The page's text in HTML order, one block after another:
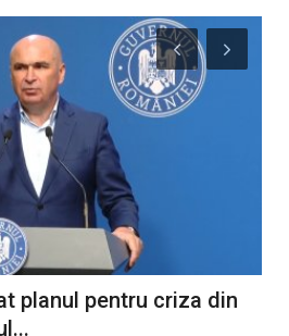
planul pentru criza din